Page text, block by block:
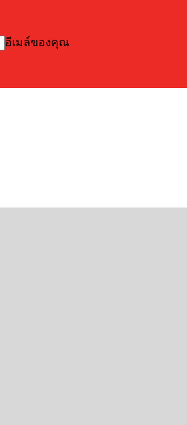
อีเมล์ของคุณ